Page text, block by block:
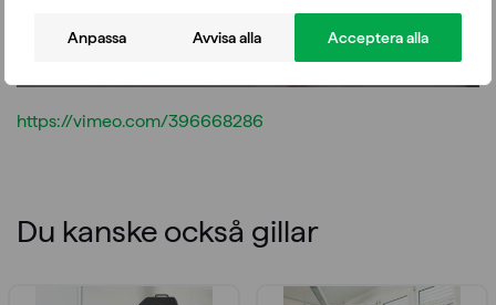
Anpassa Avvisa alla Acceptera alla
https://vimeo.com/396668286
Du kanske också gillar